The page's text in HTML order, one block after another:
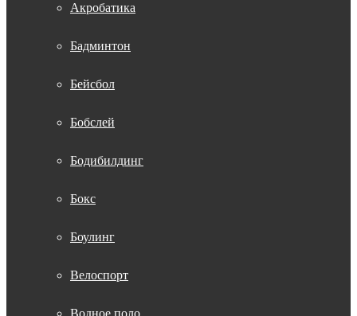
Акробатика
Бадминтон
Бейсбол
Бобслей
Бодибилдинг
Бокс
Боулинг
Велоспорт
Водное поло